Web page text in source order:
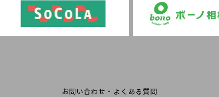
お問い合わせ・よくある質問